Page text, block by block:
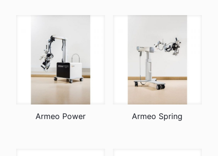
Armeo Power Armeo Spring